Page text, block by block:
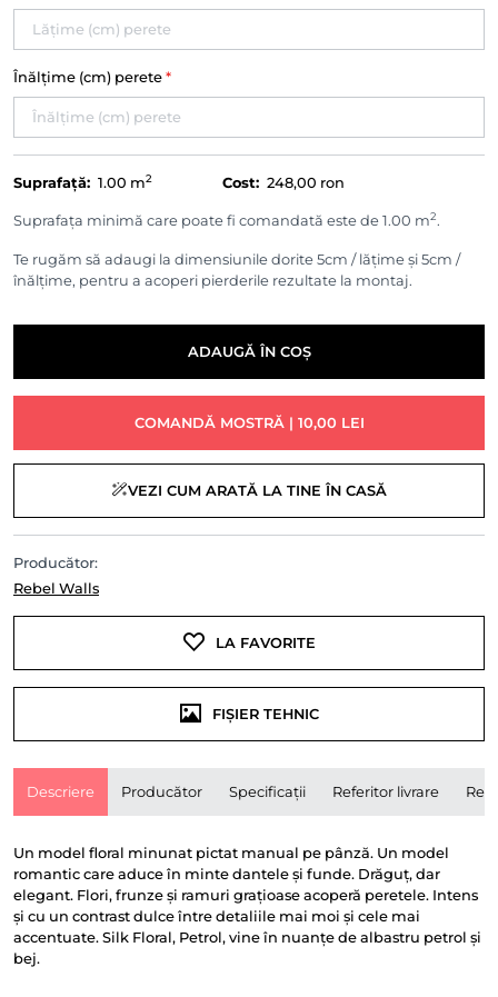
Înălțime (cm) perete *
Suprafață: 1.00 m2 Cost: 248,00 ron
Suprafața minimă care poate fi comandată este de 1.00 m2.
Te rugăm să adaugi la dimensiunile dorite 5cm / lățime și 5cm /
înălțime, pentru a acoperi pierderile rezultate la montaj.
ADAUGĂ ÎN COȘ
COMANDĂ MOSTRĂ | 10,00 LEI
VEZI CUM ARATĂ LA TINE ÎN CASĂ
Producător:
Rebel Walls
LA FAVORITE
FIȘIER TEHNIC
Descriere Producător Specificații Referitor livrare
Un model floral minunat pictat manual pe pânză. Un model
romantic care aduce în minte dantele și funde. Drăguț, dar
elegant. Flori, frunze și ramuri grațioase acoperă peretele. Intens
și cu un contrast dulce între detaliile mai moi și cele mai
accentuate. Silk Floral, Petrol, vine în nuanțe de albastru petrol și
bej.